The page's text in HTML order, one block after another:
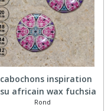
inspiration
africain wax fuchsia
25,20,18,14,12 mm A140
Rond